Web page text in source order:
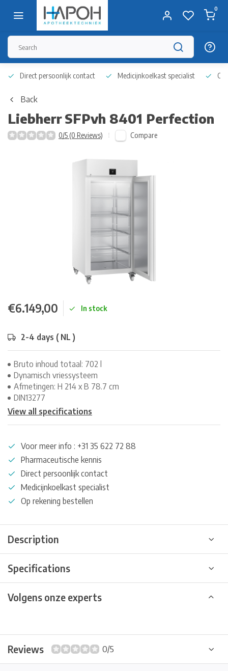
0
Direct persoonlijk contact Medicijnkoelkast specialist Op
Back
LiebherrSFPvh 8401 Perfection
0/5 (0 Reviews) Compare
€6.149,00 In stock
2-4 days ( NL )
Bruto inhoud totaal: 702 l
Dynamisch vriessysteem
Afmetingen: H 214 x B 78.7 cm
DIN13277
View all specifications
Voor meer info : +31 35 622 72 88
Pharmaceutische kennis
Direct persoonlijk contact
Medicijnkoelkast specialist
Op rekening bestellen
Description
Specifications
Volgens onze experts
Reviews 0/5